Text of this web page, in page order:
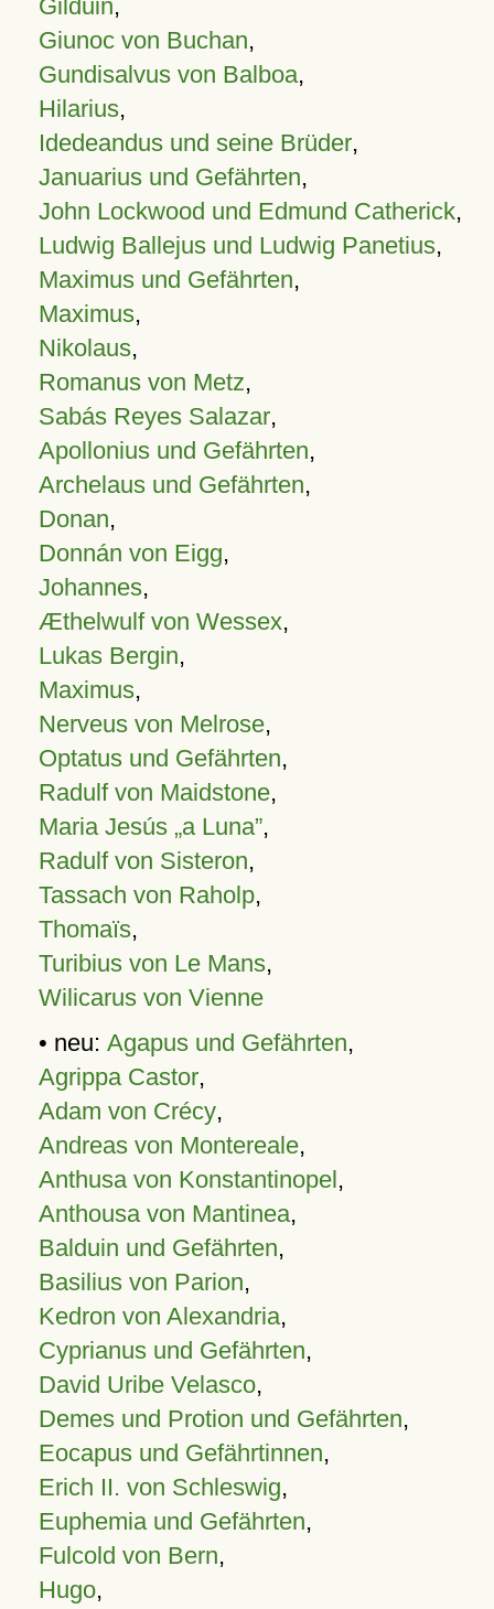
Gilduin,
Giunoc von Buchan,
Gundisalvus von Balboa,
Hilarius,
Idedeandus und seine Brüder,
Januarius und Gefährten,
John Lockwood und Edmund Catherick,
Ludwig Ballejus und Ludwig Panetius,
Maximus und Gefährten,
Maximus,
Nikolaus,
Romanus von Metz,
Sabás Reyes Salazar,
Apollonius und Gefährten,
Archelaus und Gefährten,
Donan,
Donnán von Eigg,
Johannes,
Æthelwulf von Wessex,
Lukas Bergin,
Maximus,
Nerveus von Melrose,
Optatus und Gefährten,
Radulf von Maidstone,
Maria Jesús „a Luna”,
Radulf von Sisteron,
Tassach von Raholp,
Thomaïs,
Turibius von Le Mans,
Wilicarus von Vienne
• neu: Agapus und Gefährten,
Agrippa Castor,
Adam von Crécy,
Andreas von Montereale,
Anthusa von Konstantinopel,
Anthousa von Mantinea,
Balduin und Gefährten,
Basilius von Parion,
Kedron von Alexandria,
Cyprianus und Gefährten,
David Uribe Velasco,
Demes und Protion und Gefährten,
Eocapus und Gefährtinnen,
Erich II. von Schleswig,
Euphemia und Gefährten,
Fulcold von Bern,
Hugo,